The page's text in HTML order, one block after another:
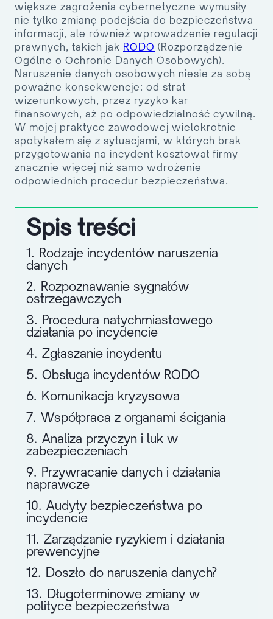
większe zagrożenia cybernetyczne wymusiły
nie tylko zmianę podejścia do bezpieczeństwa
informacji, ale również wprowadzenie regulacji
prawnych, takich jak RODO (Rozporządzenie
Ogólne o Ochronie Danych Osobowych).
Naruszenie danych osobowych niesie za sobą
poważne konsekwencje: od strat
wizerunkowych, przez ryzyko kar
finansowych, aż po odpowiedzialność cywilną.
W mojej praktyce zawodowej wielokrotnie
spotykałem się z sytuacjami, w których brak
przygotowania na incydent kosztował firmy
znacznie więcej niż samo wdrożenie
odpowiednich procedur bezpieczeństwa.
Spis treści
1. Rodzaje incydentów naruszenia
danych
2. Rozpoznawanie sygnałów
ostrzegawczych
3. Procedura natychmiastowego
działania po incydencie
4. Zgłaszanie incydentu
5. Obsługa incydentów RODO
6. Komunikacja kryzysowa
7. Współpraca z organami ścigania
8. Analiza przyczyn i luk w
zabezpieczeniach
9. Przywracanie danych i działania
naprawcze
10. Audyty bezpieczeństwa po
incydencie
11. Zarządzanie ryzykiem i działania
prewencyjne
12. Doszło do naruszenia danych?
13. Długoterminowe zmiany w
polityce bezpieczeństwa